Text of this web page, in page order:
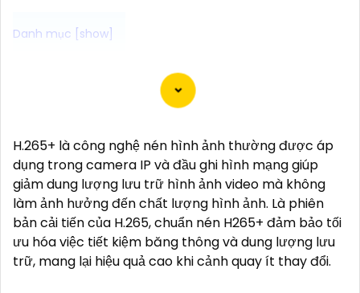
Camera Vantech là một thương hiệu camera an
ninh hàng đầu tại Việt Nam, chúng được thiết kế với
phòng hoặc doanh nghiệp của bạn.
Vantech Việt Nam cung cấp các dòng sản phẩm
camera giám sát chất lượng cao như camera IP,
camera HD-TVI, camera AHD, camera wifi, camera
thông minh, và nhiều hơn nữa. Các sản phẩm của
Vantech được sản xuất theo tiêu chuẩn chất lượng
cao, đáng tin cậy và dễ sử dụng.
H.265+ là công nghệ nén hình ảnh thường được áp
dụng trong camera IP và đầu ghi hình mạng giúp
giảm dung lượng lưu trữ hình ảnh video mà không
làm ảnh hưởng đến chất lượng hình ảnh. Là phiên
bản cải tiến của H.265, chuẩn nén H265+ đảm bảo tối
ưu hóa việc tiết kiệm băng thông và dung lượng lưu
trữ, mang lại hiệu quả cao khi cảnh quay ít thay đổi.